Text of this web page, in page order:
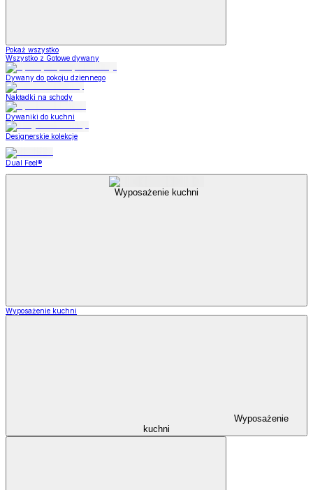
Pokaż wszystko
Wszystko z Gotowe dywany
Dywany do pokoju dziennego
Nakładki na schody
Dywaniki do kuchni
Designerskie kolekcje
Dual Feel®
Wyposażenie kuchni
Wyposażenie kuchni
Wyposażenie
kuchni